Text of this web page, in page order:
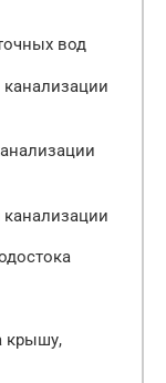
вод
канализации
крышу,